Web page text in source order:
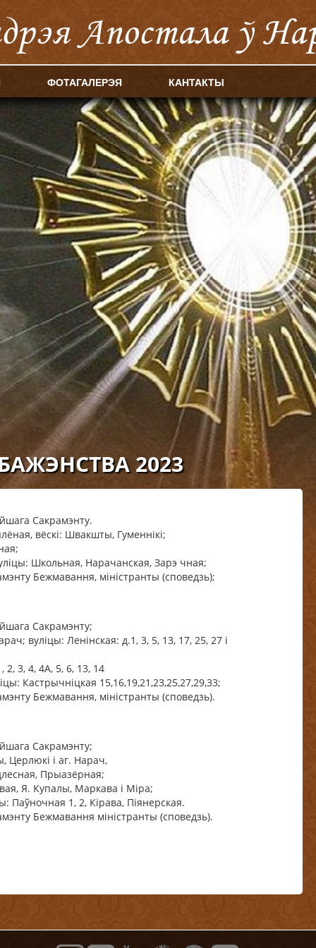
Апостала ў
ФОТАГАЛЕРЭЯ КАНТАКТЫ
2023
Сакрамэнту.
вёскі: Швакшты, Гуменнікі;
Школьная, Нарачанская, Зарэ чная;
Бежмавання, міністранты (споведзь);
Сакрамэнту;
вуліцы: Ленінская: д.1, 3, 5, 13, 17, 25, 27 і
3, 4, 4А, 5, 6, 13, 14
Кастрычніцкая 15,16,19,21,23,25,27,29,33;
Бежмавання, міністранты (споведзь).
Сакрамэнту;
Церлюкі і аг. Нарач,
Прыазёрная;
Я. Купалы, Маркава і Міра;
Паўночная 1, 2, Кірава, Піянерская.
Бежмавання міністранты (споведзь).